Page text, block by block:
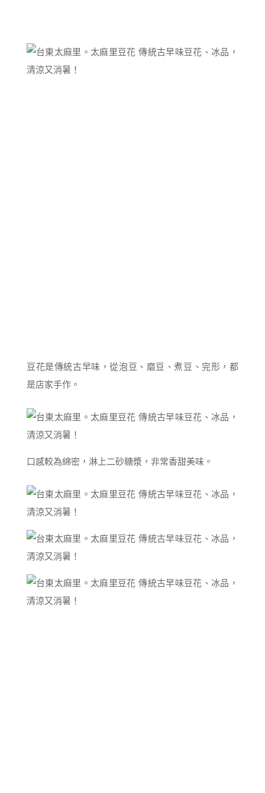
豆花是傳統古早味，從泡豆、磨豆、煮豆、完形，都
是店家手作。
口感較為綿密，淋上二砂糖漿，非常香甜美味。